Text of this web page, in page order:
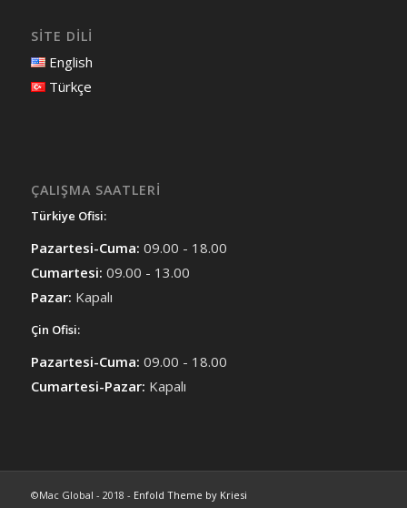
SİTE DİLİ
English
Türkçe
ÇALIŞMA SAATLERI
Türkiye Ofisi:
Pazartesi-Cuma: 09.00 - 18.00
Cumartesi: 09.00 - 13.00
Pazar: Kapalı
Çin Ofisi:
Pazartesi-Cuma: 09.00 - 18.00
Cumartesi-Pazar: Kapalı
©Mac Global - 2018 - Enfold Theme by Kriesi